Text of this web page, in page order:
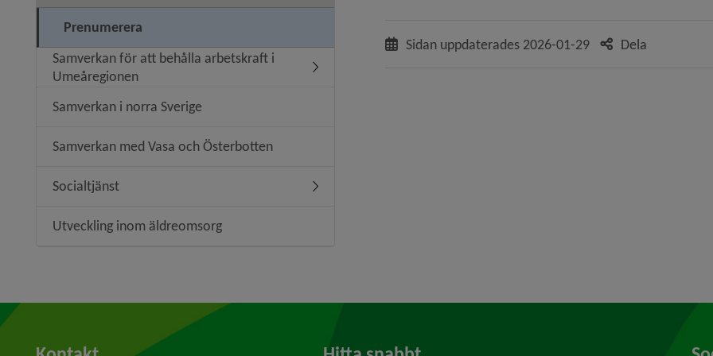
Prenumerera
Samverkan för att behålla arbetskraft i
Umeåregionen
Undermeny för Samverkan för att behålla arbetskraft i Umeåregionen
Samverkan i norra Sverige
Samverkan med Vasa och Österbotten
Socialtjänst Undermeny för Socialtjänst
Utveckling inom äldreomsorg
Sidan uppdaterades 2026-01-29 Dela